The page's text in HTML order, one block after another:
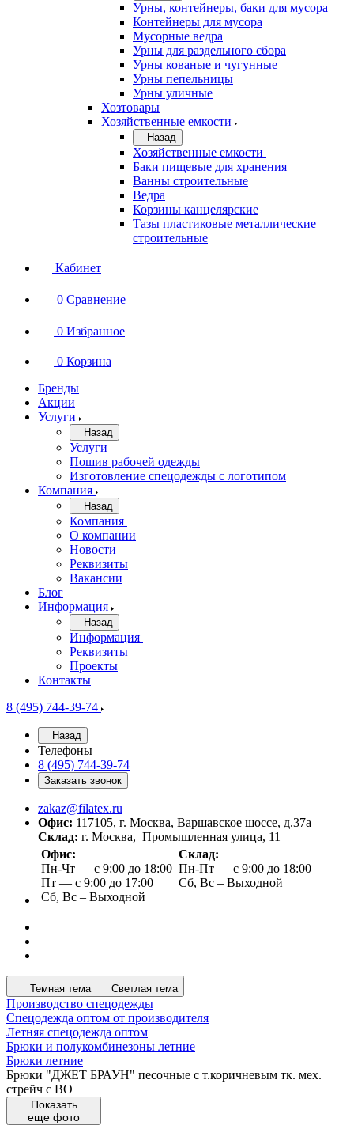
Урны, контейнеры, баки для мусора
Контейнеры для мусора
Мусорные ведра
Урны для раздельного сбора
Урны кованые и чугунные
Урны пепельницы
Урны уличные
Хозтовары
Хозяйственные емкости
Назад
Хозяйственные емкости
Баки пищевые для хранения
Ванны строительные
Ведра
Корзины канцелярские
Тазы пластиковые металлические
строительные
Кабинет
0 Сравнение
0 Избранное
0 Корзина
Бренды
Акции
Услуги
Назад
Услуги
Пошив рабочей одежды
Изготовление спецодежды с логотипом
Компания
Назад
Компания
О компании
Новости
Реквизиты
Вакансии
Блог
Информация
Назад
Информация
Реквизиты
Проекты
Контакты
8 (495) 744-39-74
Назад
Телефоны
8 (495) 744-39-74
Заказать звонок
zakaz@filatex.ru
Офис: 117105, г. Москва, Варшавское шоссе, д.37а
Склад: г. Москва, Промышленная улица, 11
Офис:
Пн-Чт — с 9:00 до 18:00
Пт — с 9:00 до 17:00
Сб, Вс – Выходной
Склад:
Пн-Пт — с 9:00 до 18:00
Сб, Вс – Выходной
Темная тема Светлая тема
Производство спецодежды
Спецодежда оптом от производителя
Летняя спецодежда оптом
Брюки и полукомбинезоны летние
Брюки летние
Брюки "ДЖЕТ БРАУН" песочные с т.коричневым тк. мех.
стрейч с ВО
Показать
еще фото